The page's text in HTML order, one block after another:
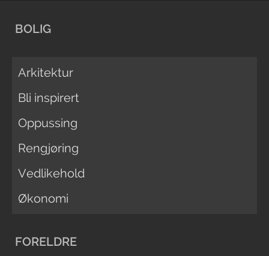
BOLIG
Arkitektur
Bli inspirert
Oppussing
Rengjøring
Vedlikehold
Økonomi
FORELDRE